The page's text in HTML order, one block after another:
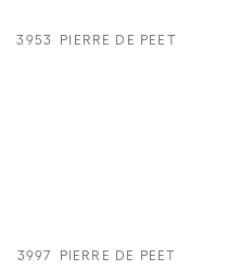
3953 PIERRE DE PEET
3997 PIERRE DE PEET